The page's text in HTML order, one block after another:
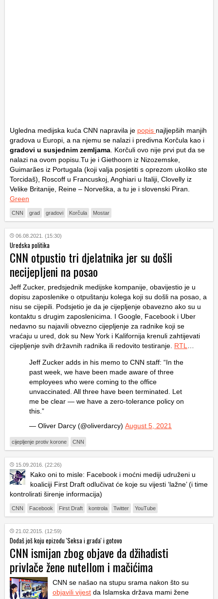
Ugledna medijska kuća CNN napravila je popis najljepših manjih
gradova u Europi, a na njemu se nalazi i predivna Korčula kao i
gradovi u susjednim zemljama. Korčuli ovo nije prvi put da se
nalazi na ovom popisu.Tu je i Giethoorn iz Nizozemske,
Guimarães iz Portugala (koji valja posjetiti s oprezom ukoliko ste
Torcidaš), Roscoff u Francuskoj, Anghiari u Italiji, Clovelly iz
Velike Britanije, Reine – Norveška, a tu je i slovenski Piran.
Green
CNN grad gradovi Korčula Mostar
06.08.2021. (15:30)
Uredska politika
CNN otpustio tri djelatnika jer su došli
necijepljeni na posao
Jeff Zucker, predsjednik medijske kompanije, obavijestio je u
dopisu zaposlenike o otpuštanju kolega koji su došli na posao, a
nisu se cijepili. Podsjetio je da je cijepljenje obavezno ako su u
kontaktu s drugim zaposlenicima. I Google, Facebook i Uber
nedavno su najavili obvezno cijepljenje za radnike koji se
vraćaju u ured, dok su New York i Kalifornija krenuli zahtijevati
cijepljenje svih državnih radnika ili redovito testiranje. RTL…
Jeff Zucker adds in his memo to CNN staff: “In the
past week, we have been made aware of three
employees who were coming to the office
unvaccinated. All three have been terminated. Let
me be clear — we have a zero-tolerance policy on
this.”
— Oliver Darcy (@oliverdarcy) August 5, 2021
cijepljenje protiv korone CNN
15.09.2016. (22:26)
Kako oni to misle: Facebook i moćni mediji udruženi u
koaliciji First Draft odlučivat će koje su vijesti ‘lažne’ (i time
kontrolirati širenje informacija)
CNN Facebook First Draft kontrola Twitter YouTube
21.02.2015. (12:59)
Dodaš još koju epizodu 'Seksa i grada' i gotovo
CNN ismijan zbog objave da džihadisti
privlače žene nutellom i mačićima
CNN se našao na stupu srama nakon što su
objavili vijest da Islamska država mami žene